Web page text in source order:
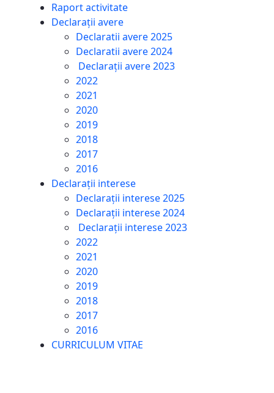
Raport activitate
Declarații avere
Declaratii avere 2025
Declaratii avere 2024
Declarații avere 2023
2022
2021
2020
2019
2018
2017
2016
Declarații interese
Declarații interese 2025
Declarații interese 2024
Declarații interese 2023
2022
2021
2020
2019
2018
2017
2016
CURRICULUM VITAE